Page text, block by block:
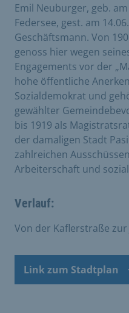
Emil Neuburger, geb.
Federsee, gest. am
Geschäftsmann. Von
genoss hier wegen
Engagements vor der
hohe öffentliche
Sozialdemokrat und
gewählter
bis 1919 als
der damaligen Stadt
zahlreichen
Arbeiterschaft und
Verlauf:
Von der Kaflerstraße zur
Link zum Stadtplan